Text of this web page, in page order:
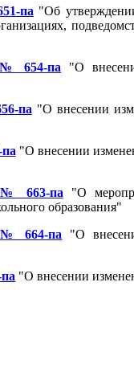
па "Об
№ 654-па "О
па "О внесении
"О внесении
№ 663-па "О
образования"
№ 664-па "О
"О внесении